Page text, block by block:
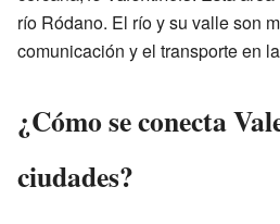
río Ródano. El río y su valle son
comunicación y el transporte en
¿Cómo se conecta
ciudades?